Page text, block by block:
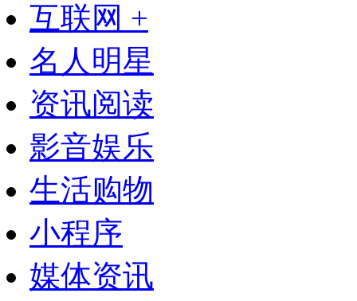
互联网 +
名人明星
资讯阅读
影音娱乐
生活购物
小程序
媒体资讯